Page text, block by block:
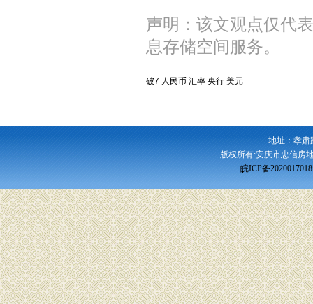
声明：该文观点仅代
息存储空间服务。
破7 人民币 汇率 央行 美元
地址：孝肃
版权所有:安庆市忠信房
皖ICP备